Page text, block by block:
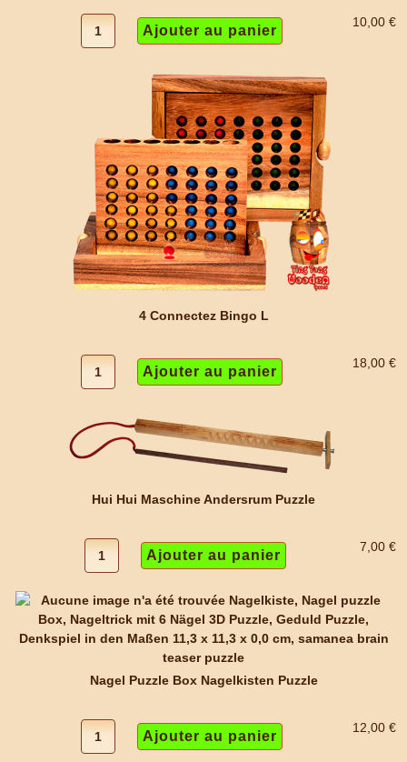
10,00 €
4 Connectez Bingo L
18,00 €
Hui Hui Maschine Andersrum Puzzle
7,00 €
Nagel Puzzle Box Nagelkisten Puzzle
12,00 €